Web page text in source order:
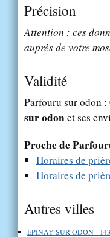
Précision
Attention : ces
auprès de votre
Validité
Parfouru sur odon
sur odonet ses
Proche de
Horaires de
Horaires de
Autres villes
EPINAY SUR ODON -